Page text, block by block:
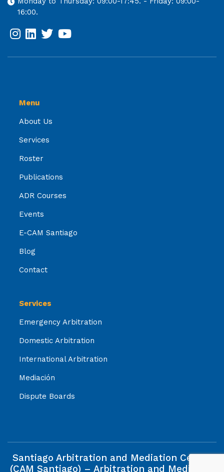
16:00.
Menu
About Us
Services
Roster
Publications
ADR Courses
Events
E-CAM Santiago
Blog
Contact
Services
Emergency Arbitration
Domestic Arbitration
International Arbitration
Mediación
Dispute Boards
Santiago Arbitration and Mediation Centre
(CAM Santiago) – Arbitration and Mediation